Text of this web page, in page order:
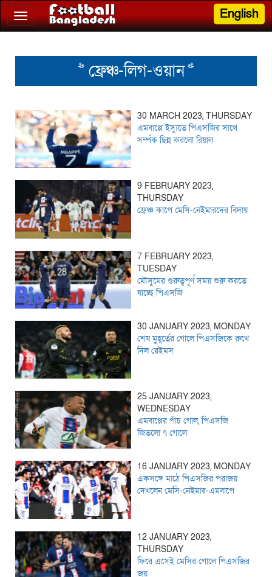
Toggle
navigation
English
>> ফ্রেঞ্চ-লিগ-ওয়ান <<
30 MARCH 2023, THURSDAY
এমবাপ্পে ইস্যুতে পিএসজির সাথে
সর্ম্পক ছিন্ন করলো রিয়াল
9 FEBRUARY 2023,
THURSDAY
ফ্রেঞ্চ কাপে মেসি-নেইমারদের বিদায়
7 FEBRUARY 2023,
TUESDAY
মৌসুমের গুরুত্বপূর্ণ সময় শুরু করতে
যাচ্ছে পিএসজি
30 JANUARY 2023, MONDAY
শেষ মুহূর্তের গোলে পিএসজিকে রুখে
দিল রেইমস
25 JANUARY 2023,
WEDNESDAY
এমবাপ্পের পাঁচ গোল, পিএসজি
জিতলো ৭ গোলে
16 JANUARY 2023, MONDAY
একসঙ্গে মাঠে পিএসজির পরাজয়
দেখলেন মেসি-নেইমার-এমবাপে
12 JANUARY 2023,
THURSDAY
ফিরে এসেই মেসির গোলে পিএসজির
জয়